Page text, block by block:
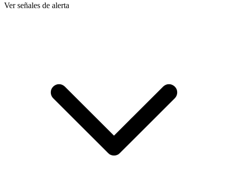
Ver señales de alerta